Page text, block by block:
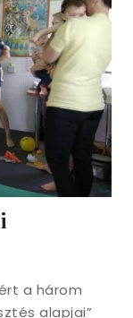
a három
alapjai”